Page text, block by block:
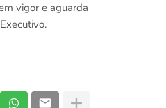
vigor e aguarda